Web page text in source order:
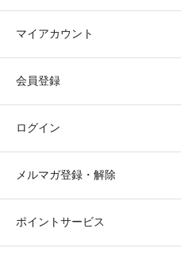
マイアカウント
会員登録
ログイン
メルマガ登録・解除
ポイントサービス